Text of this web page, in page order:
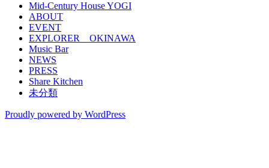
Mid-Century House YOGI
ABOUT
EVENT
EXPLORER OKINAWA
Music Bar
NEWS
PRESS
Share Kitchen
未分類
Proudly powered by WordPress